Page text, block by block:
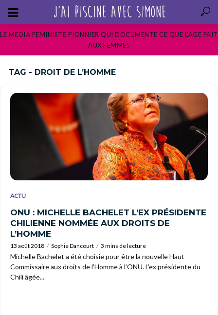
LE MEDIA FEMINISTE PIONNIER QUI DOCUMENTE CE QUE L’AGE FAIT
AUX FEMMES
TAG - DROIT DE L’HOMME
ACTU
ONU : MICHELLE BACHELET L’EX PRÉSIDENTE
CHILIENNE NOMMÉE AUX DROITS DE
L’HOMME
13 août 2018 Sophie Dancourt 3 mins de lecture
Michelle Bachelet a été choisie pour être la nouvelle Haut
Commissaire aux droits de l’Homme à l’ONU. L’ex présidente du
Chili âgée...